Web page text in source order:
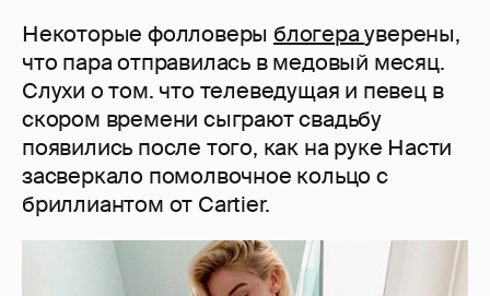
Некоторые фолловеры блогерауверены,
что пара отправилась в медовый месяц.
Слухи о том. что телеведущая и певец в
скором времени сыграют свадьбу
появились после того, как на руке Насти
засверкало помолвочное кольцо с
бриллиантом от Cartier.